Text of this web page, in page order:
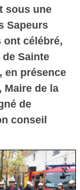
sous une
Sapeurs
ont célébré,
Sainte
en présence
Maire de la
de
conseil